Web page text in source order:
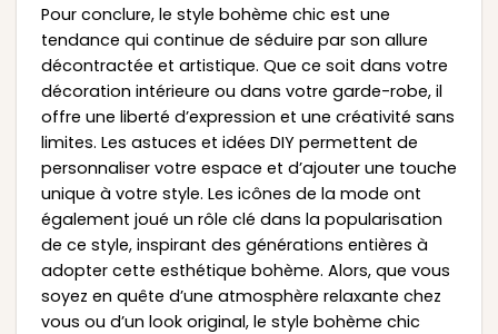
Pour conclure, le style bohème chic est une
tendance qui continue de séduire par son allure
décontractée et artistique. Que ce soit dans votre
décoration intérieure ou dans votre garde-robe, il
offre une liberté d’expression et une créativité sans
limites. Les astuces et idées DIY permettent de
personnaliser votre espace et d’ajouter une touche
unique à votre style. Les icônes de la mode ont
également joué un rôle clé dans la popularisation
de ce style, inspirant des générations entières à
adopter cette esthétique bohème. Alors, que vous
soyez en quête d’une atmosphère relaxante chez
vous ou d’un look original, le style bohème chic